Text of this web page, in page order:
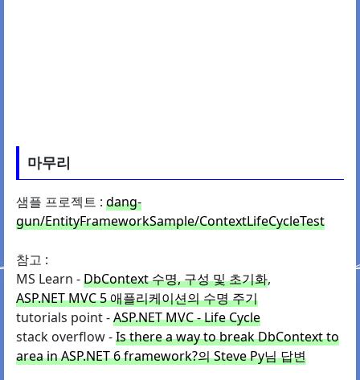
마무리
샘플 프로젝트 : dang-
gun/EntityFrameworkSample/ContextLifeCycleTest
참고 :
MS Learn -DbContext 수명, 구성 및 초기화,
ASP.NET MVC 5 애플리케이션의 수명 주기
tutorials point -ASP.NET MVC - Life Cycle
stack overflow -Is there a way to break DbContext to
area in ASP.NET 6 framework?의 Steve Py님 답변